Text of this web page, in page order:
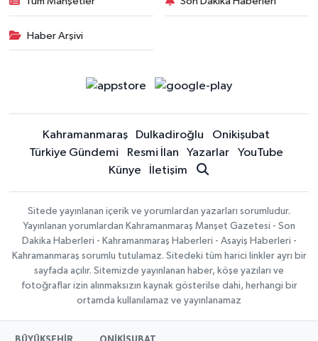
Haber Arşivi
Kahramanmaraş Dulkadiroğlu
Onikişubat
Türkiye Gündemi
Resmi İlan Yazarlar
YouTube
Künye
İletişim
Sitede yayınlanan içerik ve yorumlardan yazarları sorumludur.
Yayınlanan yorumlardan Kahramanmaraş Manşet Gazetesi - Son
Dakika Haberleri - Kahramanmaraş Haberleri - Asayiş Haberleri -
Kahramanmaraş sorumlu tutulamaz. Sitedeki tüm harici linkler ayrı bir
sayfada açılır. Sitemizde yayınlanan haber, köşe yazıları ve
fotoğraflar izin alınmaksızın kaynak gösterilse dahi, herhangi bir
ortamda kullanılamaz ve yayınlanamaz